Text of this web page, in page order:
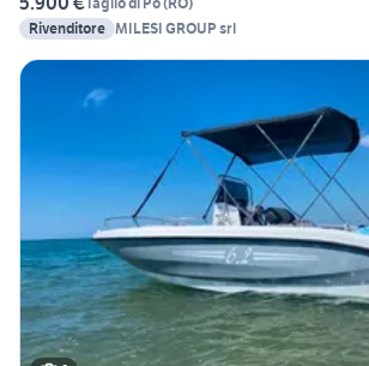
Rivenditore MILESI GROUP srl